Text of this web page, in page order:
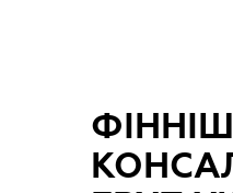
ФІННІШ